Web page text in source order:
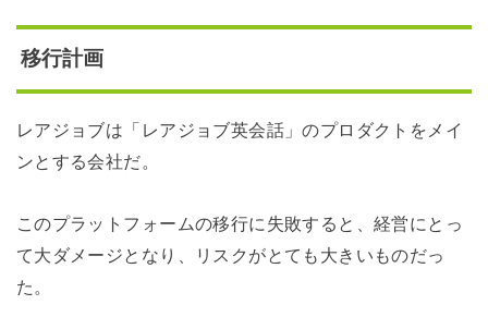
移行計画
レアジョブは「レアジョブ英会話」のプロダクトをメイ
ンとする会社だ。
このプラットフォームの移行に失敗すると、経営にとっ
て大ダメージとなり、リスクがとても大きいものだっ
た。